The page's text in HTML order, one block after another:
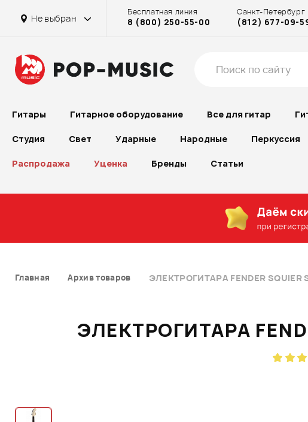
Не выбран
Бесплатная линия
8 (800) 250-55-00
Санкт-Петербург
(812) 677-09-
Гитары Гитарное оборудование Все для гитар
Студия Свет Ударные Народные Перкуссия
Распродажа Уценка Бренды Статьи
Главная Архив товаров ЭЛЕКТРОГИТАРА FENDER SQUIER
ЭЛЕКТРОГИТАРА